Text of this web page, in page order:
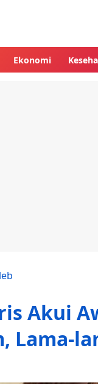
Ekonomi
Akui
Lama-